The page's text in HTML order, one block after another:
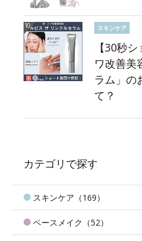
スキンケア
【30秒
ワ改善美
ラム」の
て？
カテゴリで探す
スキンケア（169）
ベースメイク（52）